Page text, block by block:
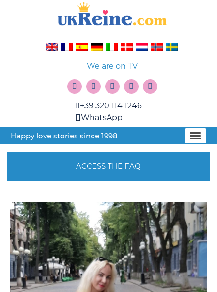
We are on TV
+39 320 114 1246
WhatsApp
Happy love stories since 1998
ACCESS THE FAQ